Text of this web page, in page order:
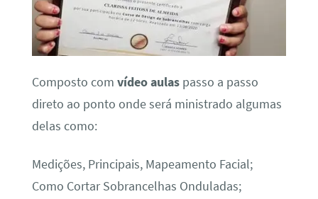
Composto com vídeo aulaspasso a passo
direto ao ponto onde será ministrado algumas
delas como:
Medições, Principais, Mapeamento Facial;
Como Cortar Sobrancelhas Onduladas;